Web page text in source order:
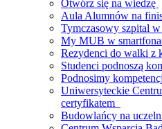
Otwórz się na wiedzę
Aula Alumnów na
Tymczasowy szpital
My MUB w
Rezydenci do walki z
Studenci podnoszą
Podnosimy
Uniwersyteckie
certyfikatem
Budowlańcy na